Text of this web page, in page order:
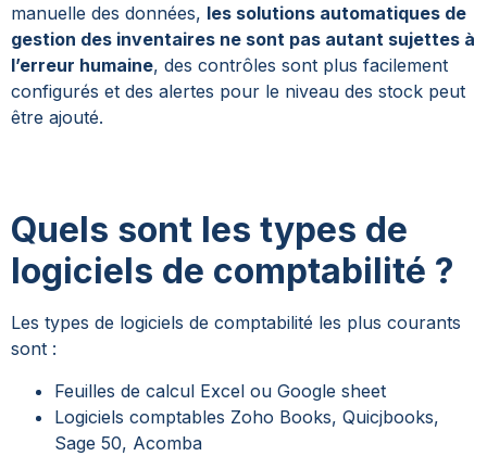
manuelle des données, les solutions automatiques de
gestion des inventaires ne sont pas autant sujettes à
l’erreur humaine, des contrôles sont plus facilement
configurés et des alertes pour le niveau des stock peut
être ajouté.
Quels sont les types de
logiciels de comptabilité ?
Les types de logiciels de comptabilité les plus courants
sont :
Feuilles de calcul Excel ou Google sheet
Logiciels comptables Zoho Books, Quicjbooks,
Sage 50, Acomba